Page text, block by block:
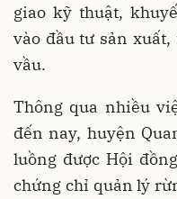
giao kỹ thuật,
vào đầu tư sản
vầu.
Thông qua nhiều
đến nay, huyện
luồng được Hội
chứng chỉ quản lý